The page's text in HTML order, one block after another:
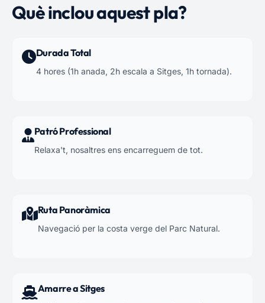
Què inclou aquest pla?
Durada Total
4 hores (1h anada, 2h escala a Sitges, 1h tornada).
Patró Professional
Relaxa't, nosaltres ens encarreguem de tot.
Ruta Panoràmica
Navegació per la costa verge del Parc Natural.
Amarre a Sitges